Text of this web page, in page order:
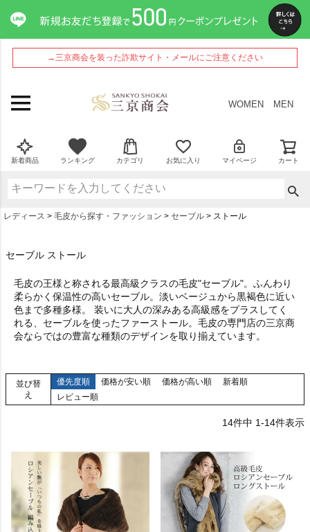
→三京商会を装った詐欺サイト・メールにご注意ください
WOMEN MEN
新着商品 ランキング カテゴリ お気に入り マイページ カート
レディース 毛皮から探す・ファッション セーブル ストール
セーブル ストール
毛皮の王様と称される最高級クラスの毛皮"セーブル"。ふんわり
柔らかく保温性の高いセーブル。淡いベージュから黒褐色に近い
色まで多種多様。 装いに大人の深みある高級感をプラスしてく
れる、セーブルを使ったファーストール。毛皮の専門店の三京商
会ならではの豊富な種類のデザインを取り揃えています。
並び替
え
優先度順 価格が安い順 価格が高い順
新着順
レビュー順
14件中 1-14件表示